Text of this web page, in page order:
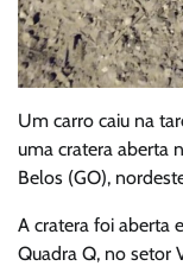
Um carro caiu na
uma cratera aberta
Belos (GO),
A cratera foi aberta
Quadra Q, no setor